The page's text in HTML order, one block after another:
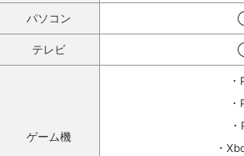
パソコン
テレビ
ゲーム機
・